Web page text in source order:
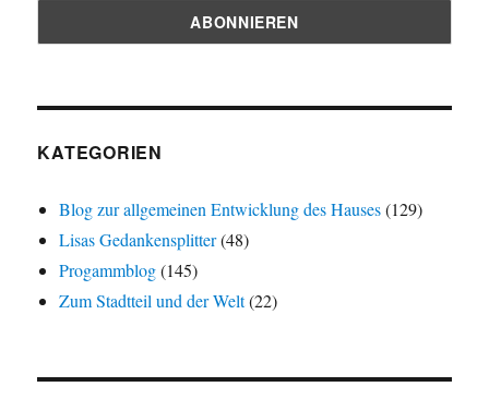
KATEGORIEN
Blog zur allgemeinen Entwicklung des Hauses(129)
Lisas Gedankensplitter(48)
Progammblog(145)
Zum Stadtteil und der Welt(22)